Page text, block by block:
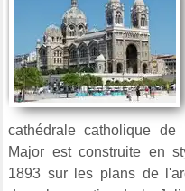
cathédrale catholique de
Major est construite en
1893 sur les plans de